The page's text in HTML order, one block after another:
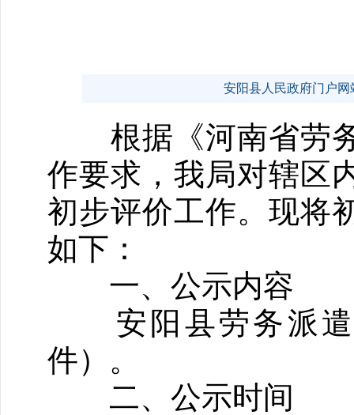
安阳县人民政府门户网
根据《河南省劳务
作要求，我局对辖区
初步评价工作。现将
如下：
一、公示内容
安阳县劳务派遣
件）。
二、公示时间